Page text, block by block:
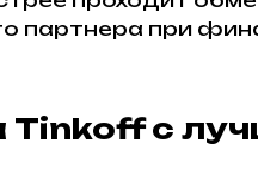
партнера при
Tinkoff с